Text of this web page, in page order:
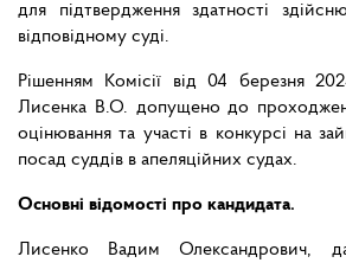
для підтвердження здатності
відповідному суді.
Рішенням Комісії від 04 березня
Лисенка В.О. допущено до
оцінювання та участі в конкурсі на
посад суддів в апеляційних судах.
Основні відомості про кандидата.
Лисенко Вадим Олександрович,